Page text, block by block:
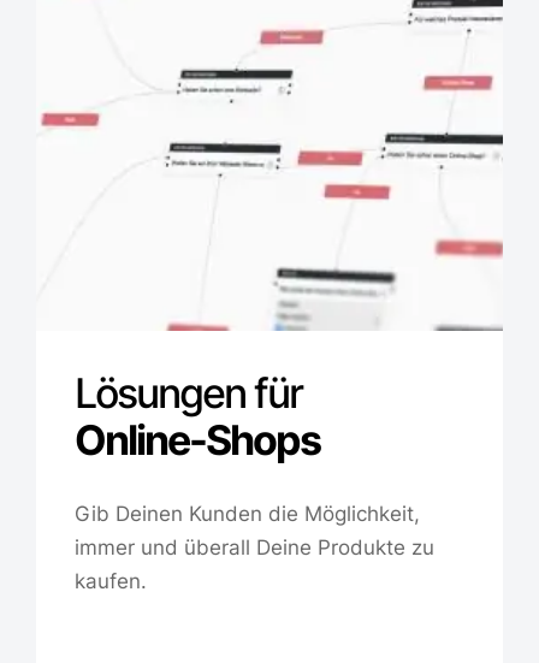
Lösungen für
Online-Shops
Gib Deinen Kunden die Möglichkeit,
immer und überall Deine Produkte zu
kaufen.